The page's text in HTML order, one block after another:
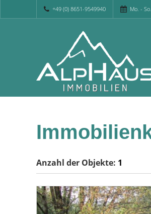
+49 (0) 8651-9549940 Mo. -
Anzahl der Objekte: 1